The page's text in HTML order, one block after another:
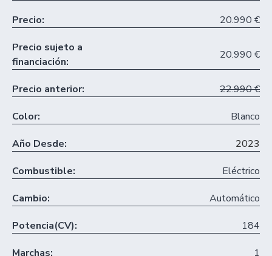
Precio: 20.990 €
Precio sujeto a
financiación:
20.990 €
Precio anterior: 22.990 €
Color: Blanco
Año Desde: 2023
Combustible: Eléctrico
Cambio: Automático
Potencia(CV): 184
Marchas: 1